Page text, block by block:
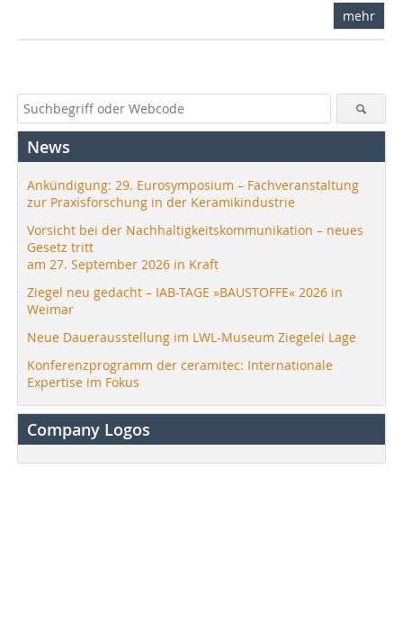
mehr
News
Ankündigung: 29. Eurosymposium – Fachveranstaltung
zur Praxisforschung in der Keramikindustrie
Vorsicht bei der Nachhaltigkeitskommunikation – neues
Gesetz tritt
am 27. September 2026 in Kraft
Ziegel neu gedacht – IAB-TAGE »BAUSTOFFE« 2026 in
Weimar
Neue Dauerausstellung im LWL-Museum Ziegelei Lage
Konferenzprogramm der ceramitec: Internationale
Expertise im Fokus
Company Logos